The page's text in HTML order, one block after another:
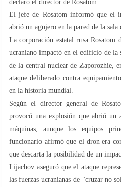
declaró el director de Rosatom.
El jefe de Rosatom informó que el
abrió un agujero en la pared de la sala
La corporación estatal rusa Rosatom
ucraniano impactó en el edificio de la
de la central nuclear de Zaporozhie,
ataque deliberado contra
en la historia mundial.
Según el director general de
provocó una explosión que abrió un
máquinas, aunque los equipos
funcionario afirmó que el dron era
que descarta la posibilidad de un
Lijachov aseguró que el ataque
las fuerzas ucranianas de "cruzar no